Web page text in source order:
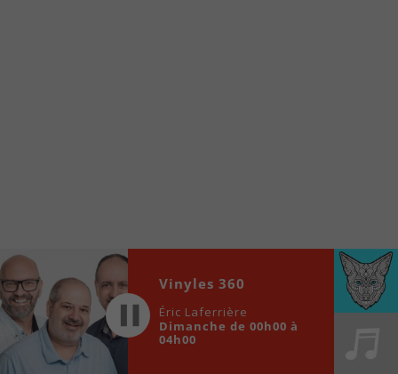
locale vous sont maintenant accessibles en un clic!
Audio
Player
00:00 00:00
Vinyles 360
Éric Laferrière
Dimanche de 00h00 à
04h00